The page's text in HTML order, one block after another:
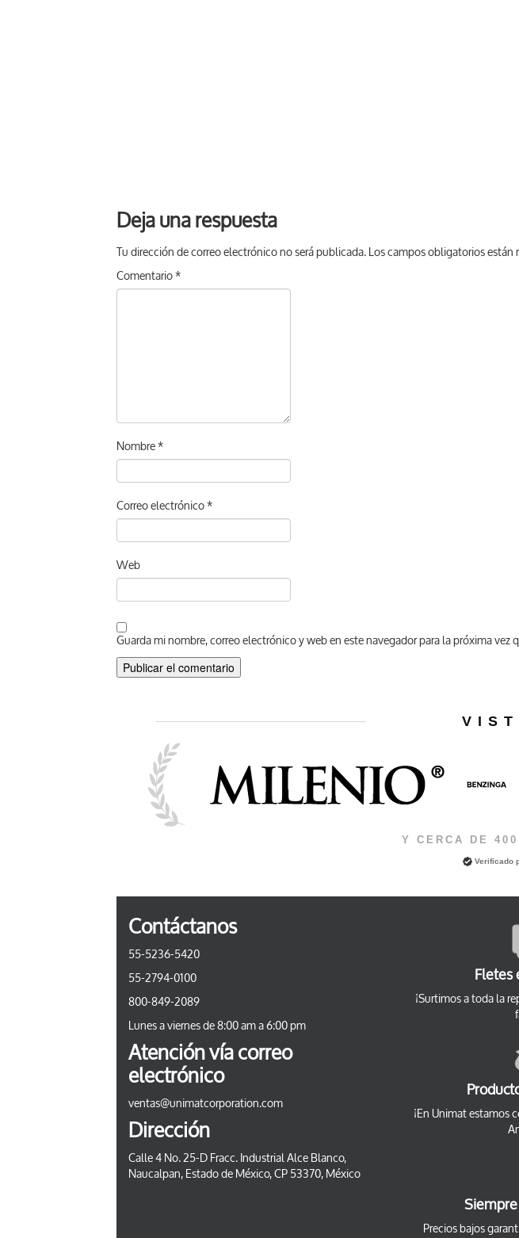
Deja una respuesta
Tu dirección de correo electrónico no será publicada. Los campos obligatorios están
Comentario*
Nombre*
Correo electrónico*
Web
Guarda mi nombre, correo electrónico y web en este navegador para la próxima vez
Y CERCA DE
Verificado
Contáctanos
55-5236-5420
55-2794-0100
800-849-2089
Lunes a viernes de 8:00 am a 6:00 pm
Atención vía correo
electrónico
ventas@unimatcorporation.com
Dirección
Calle 4 No. 25-D Fracc. Industrial Alce Blanco,
Naucalpan, Estado de México, CP 53370, México
Fletes
¡Surtimos a toda la
¡En Unimat estamos
Precios bajos